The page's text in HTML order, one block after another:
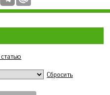
Сбросить